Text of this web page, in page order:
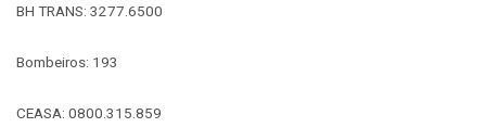
BH TRANS: 3277.6500
Bombeiros: 193
CEASA: 0800.315.859